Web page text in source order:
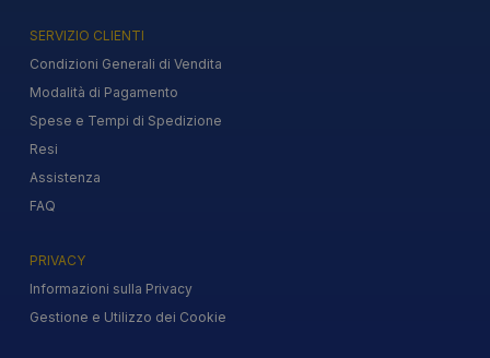
SERVIZIO CLIENTI
Condizioni Generali di Vendita
Modalità di Pagamento
Spese e Tempi di Spedizione
Resi
Assistenza
FAQ
PRIVACY
Informazioni sulla Privacy
Gestione e Utilizzo dei Cookie